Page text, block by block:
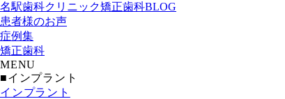
名駅歯科クリニック矯正歯科BLOG
患者様のお声
症例集
矯正歯科
MENU
■インプラント
インプラント